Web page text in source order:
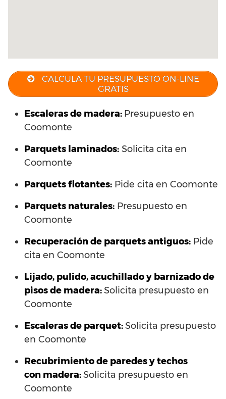
CALCULA TU PRESUPUESTO ON-LINE
GRATIS
Escaleras de madera: Presupuesto en
Coomonte
Parquets laminados: Solicita cita en
Coomonte
Parquets flotantes: Pide cita en Coomonte
Parquets naturales: Presupuesto en
Coomonte
Recuperación de parquets antiguos: Pide
cita en Coomonte
Lijado, pulido, acuchillado y barnizado de
pisos de madera:Solicita presupuesto en
Coomonte
Escaleras de parquet:Solicita presupuesto
en Coomonte
Recubrimiento de paredes y techos
con madera:Solicita presupuesto en
Coomonte